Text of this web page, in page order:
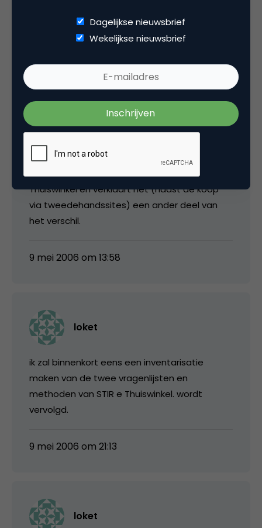
media
Vanmiddag even contact gehad met Peter
Wiegman mbt het grote verschil tov de
gehele populatie terwijl de STIR haar vraagt
stelt aan de online populatie. 79% koopt
is 55,3% van de totale populatie. Daarmee
komt het percentage al aardig in de buurt van
Thuiswinkel en verklaart het (naast de koop
via tweedehandssites) een ander deel van
het verschil.
9 mei 2006 om 13:58
loket
ik zal binnenkort eens een inventarisatie
maken van de twee vragenlijsten en
methoden van STIR e Thuiswinkel. wordt
vervolgd.
9 mei 2006 om 21:13
loket
Dagelijkse nieuwsbrief
Wekelijkse nieuwsbrief